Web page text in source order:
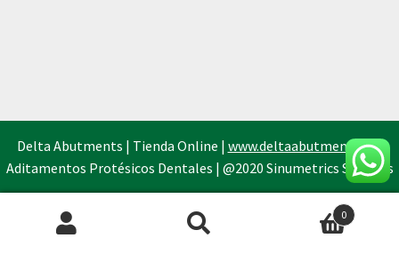
Delta Abutments | Tienda Online | www.deltaabutments.es|
Aditamentos Protésicos Dentales | @2020 Sinumetrics Systems
Búsqueda
0